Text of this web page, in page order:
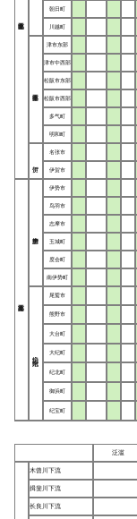
朝日町
川越町
津市东部
津市中西部
松阪市东部
松阪市西部
多气町
明和町
名张市
伊贺市
伊势市
鸟羽市
志摩市
玉城町
度会町
南伊势町
尾鹫市
熊野市
大台町
大纪町
纪北町
御浜町
纪宝町
泛滥
木曾川下流
揖斐川下流
长良川下流